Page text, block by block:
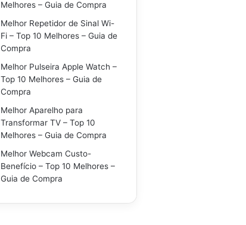
Melhores – Guia de Compra
Melhor Repetidor de Sinal Wi-
Fi – Top 10 Melhores – Guia de
Compra
Melhor Pulseira Apple Watch –
Top 10 Melhores – Guia de
Compra
Melhor Aparelho para
Transformar TV – Top 10
Melhores – Guia de Compra
Melhor Webcam Custo-
Benefício – Top 10 Melhores –
Guia de Compra